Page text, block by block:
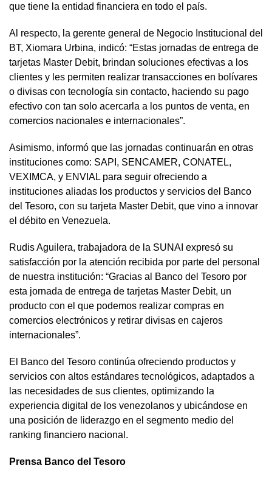
que tiene la entidad financiera en todo el país.
Al respecto, la gerente general de Negocio Institucional del
BT, Xiomara Urbina, indicó: “Estas jornadas de entrega de
tarjetas Master Debit, brindan soluciones efectivas a los
clientes y les permiten realizar transacciones en bolívares
o divisas con tecnología sin contacto, haciendo su pago
efectivo con tan solo acercarla a los puntos de venta, en
comercios nacionales e internacionales”.
Asimismo, informó que las jornadas continuarán en otras
instituciones como: SAPI, SENCAMER, CONATEL,
VEXIMCA, y ENVIAL para seguir ofreciendo a
instituciones aliadas los productos y servicios del Banco
del Tesoro, con su tarjeta Master Debit, que vino a innovar
el débito en Venezuela.
Rudis Aguilera, trabajadora de la SUNAI expresó su
satisfacción por la atención recibida por parte del personal
de nuestra institución: “Gracias al Banco del Tesoro por
esta jornada de entrega de tarjetas Master Debit, un
producto con el que podemos realizar compras en
comercios electrónicos y retirar divisas en cajeros
internacionales”.
El Banco del Tesoro continúa ofreciendo productos y
servicios con altos estándares tecnológicos, adaptados a
las necesidades de sus clientes, optimizando la
experiencia digital de los venezolanos y ubicándose en
una posición de liderazgo en el segmento medio del
ranking financiero nacional.
Prensa Banco del Tesoro